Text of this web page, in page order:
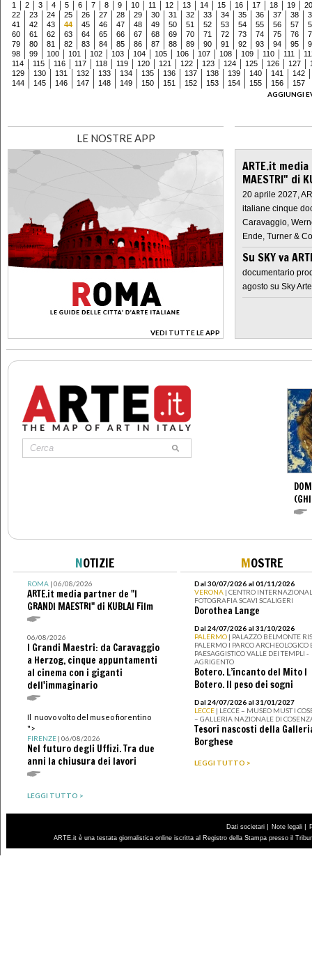
1 2 3 4 5 6 7 8 9 10 11 12 13 14 15 16 17 18 19
20
22
23 24 25 26 27 28 29 30 31 32 33 34 35 36 37 38
41
42 43 44 45 46 47 48 49 50 51 52 53 54 55 56 57
60
61 62 63 64 65 66 67 68 69 70 71 72 73 74 75 76
79
80 81 82 83 84 85 86 87 88 89 90 91 92 93 94 95
98
99 100 101 102 103 104 105 106 107 108 109 110 111
114
115 116 117 118 119 120 121 122 123 124 125 126 127
129
130 131 132 133 134 135 136 137 138 139 140 141
142
144
145 146 147 148 149 150 151 152 153 154 155 156
157
AGGIUNGI
LE NOSTRE APP
VEDI TUTTE LE APP
>
ARTE.it
MAESTRI" di
20 aprile 2027,
italiane cinque
Caravaggio,
Ende, Turner &
Su SKY va
documentario
agosto su Sky Arte
NOTIZIE
ROMA| 06/08/2026
ARTE.it media partner de "I
GRANDI MAESTRI" di KUBLAI Film
06/08/2026
I Grandi Maestri: da Caravaggio
a Herzog, cinque appuntamenti
al cinema con i giganti
dell'immaginario
Il nuovo volto del museo fiorentino
">
FIRENZE| 06/08/2026
Nel futuro degli Uffizi. Tra due
anni la chiusura dei lavori
LEGGI TUTTO >
MOSTRE
Dal 30/07/2026 al 01/11/2026
VERONA | CENTRO
FOTOGRAFIA SCAVI SCALIGERI
Dorothea Lange
Dal 24/07/2026 al 31/10/2026
PALERMO | PALAZZO BELMONTE
PALERMO I PARCO ARCHEOLOGICO
PAESAGGISTICO VALLE DEI TEMPLI -
AGRIGENTO
Botero. L’incanto del Mito I
Botero. Il peso dei sogni
Dal 24/07/2026 al 31/01/2027
LECCE | LECCE – MUSEO MUST I
– GALLERIA NAZIONALE DI
Tesori nascosti della
Borghese
LEGGI TUTTO >
Dati societari | Note legali |
ARTE.it è una testata giornalistica online iscritta al Registro della Stampa presso il